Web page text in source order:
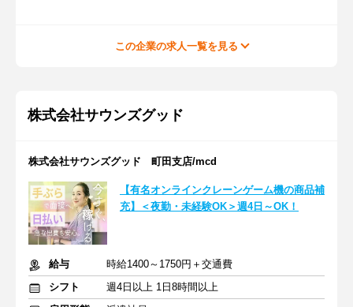
この企業の求人一覧を見る
株式会社サウンズグッド
株式会社サウンズグッド 町田支店/mcd
【有名オンラインクレーンゲーム機の商品補
充】＜夜勤・未経験OK＞週4日～OK！
給与
時給1400～1750円＋交通費
シフト
週4日以上 1日8時間以上